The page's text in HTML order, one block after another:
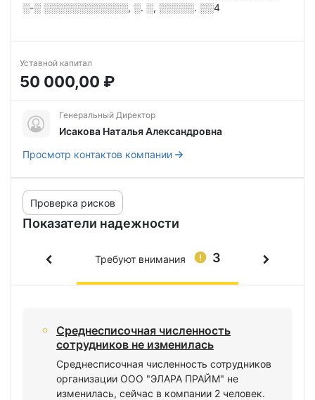
░-░ ░░░░░░░░░░░░, ░. ░, ░░░░░. ░░4
Уставной капитал
50 000,00 ₽
Генеральный Директор
Исакова Наталья Александровна
Просмотр контактов компании
Показатели надежности
Проверка рисков
3
Требуют внимания
Среднесписочная численность
сотрудников не изменилась
Среднесписочная численность сотрудников
организации ООО "ЭЛАРА ПРАЙМ" не
изменилась, сейчас в компании 2 человек.